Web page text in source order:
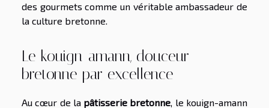
des gourmets comme un véritable ambassadeur de
la culture bretonne.
Le kouign-amann, douceur
bretonne par excellence
Au cœur de la pâtisserie bretonne, le kouign-amann